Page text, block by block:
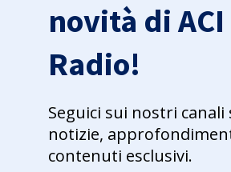
novità di ACI
Radio!
Seguici sui nostri canali
notizie,
contenuti esclusivi.